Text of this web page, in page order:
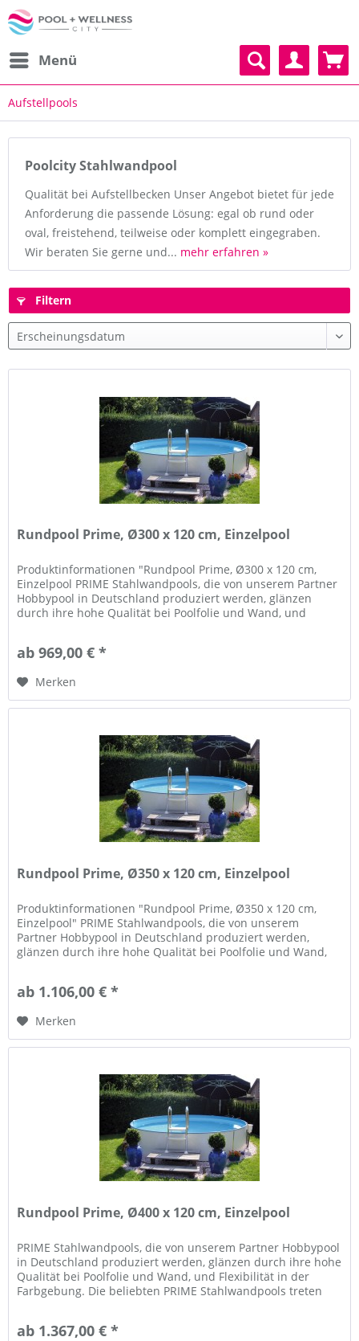
Menü
Aufstellpools
Poolcity Stahlwandpool
Qualität bei Aufstellbecken Unser Angebot bietet für jede
Anforderung die passende Lösung: egal ob rund oder
oval, freistehend, teilweise oder komplett eingegraben.
Wir beraten Sie gerne und... mehr erfahren »
Filtern
Rundpool Prime, Ø300 x 120 cm, Einzelpool
Produktinformationen "Rundpool Prime, Ø300 x 120 cm,
Einzelpool PRIME Stahlwandpools, die von unserem Partner
Hobbypool in Deutschland produziert werden, glänzen
durch ihre hohe Qualität bei Poolfolie und Wand, und
ab 969,00 € *
Merken
Rundpool Prime, Ø350 x 120 cm, Einzelpool
Produktinformationen "Rundpool Prime, Ø350 x 120 cm,
Einzelpool" PRIME Stahlwandpools, die von unserem
Partner Hobbypool in Deutschland produziert werden,
glänzen durch ihre hohe Qualität bei Poolfolie und Wand,
ab 1.106,00 € *
Merken
Rundpool Prime, Ø400 x 120 cm, Einzelpool
PRIME Stahlwandpools, die von unserem Partner Hobbypool
in Deutschland produziert werden, glänzen durch ihre hohe
Qualität bei Poolfolie und Wand, und Flexibilität in der
Farbgebung. Die beliebten PRIME Stahlwandpools treten
ab 1.367,00 € *